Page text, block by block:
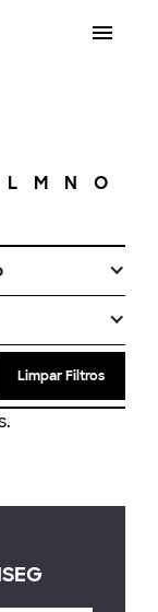
L M N O
Limpar Filtros